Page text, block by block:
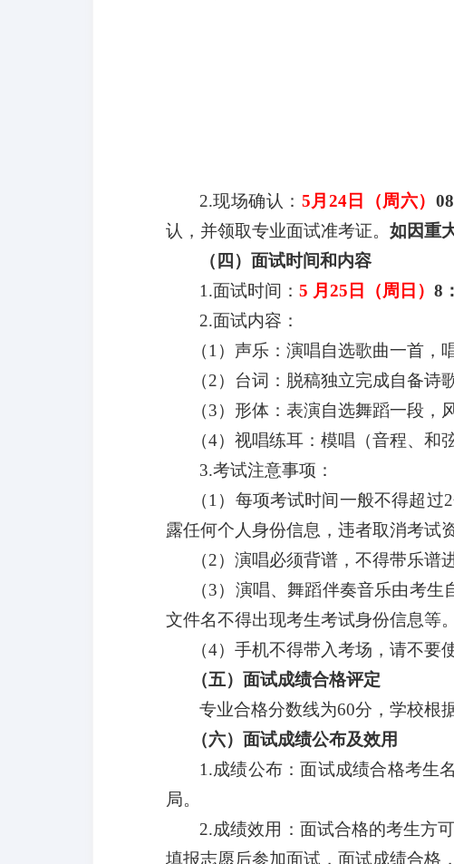
2.现场确认 ： 5月 24日 （周六）
认，并领取专业面试准考证。 如因重
（四）面试时间和内容
1.面试时间： 5 月 25 日 （周日 ） 8
2.面试内容：
（1）声乐：演唱自选歌曲一首，
（2）台词： 脱稿独立完成自备诗
（3）形体：表演自选舞蹈一段 ，
（4）视唱练耳：模唱（音程、和
3.考试注意事项：
（1） 每项考试时间一般不得超过
露任何个人身份信息，违者取消考试资
（2）演唱必须背谱， 不得带乐谱
（3） 演唱、舞蹈伴奏音乐由考生
文件名不得出现考生考试身份信息等
（4）手机不得带入考场，请不要
（五）面试成绩合格评定
专业合格分数线为60分， 学校根
（六）面试成绩公布及效用
1.成绩公布：面试成绩合格考生
局。
2.成绩效用：面试合格的考生方
填报志愿后参加面试，面试成绩合格